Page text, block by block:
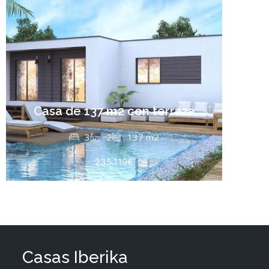
Casa de 137 m2 con terraza
3 2 137 m2
235.119€
Casas Iberika